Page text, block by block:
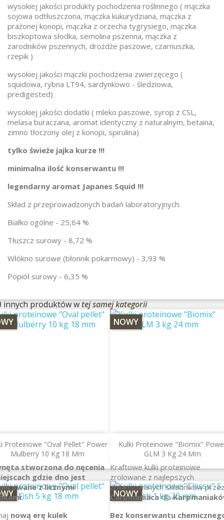
wysokiej jakości produkty pochodzenia roślinnego ( mączka
sojowa odtłuszczona, mączka kukurydziana, mączka z
prażonej konopi, mączka z orzecha tygrysiego, mączka
biszkoptowa słodka, semolina pszenna, mączka z
zarodników pszennych, drożdże paszowe, czarnuszka,
rzepik )
wysokiej jakości mączki pochodzenia zwierzęcego (
squidowa, rybna LT94, sardynkowo - śledziowa,
predigested)
wysokiej jakości dodatki ( mleko paszowe, syrop z CSL,
melasa buraczana, aromat identyczny z naturalnym, betaina,
zimno tłoczony olej z konopi, spirulina)
tylko świeże jajka kurze !!!
minimalna ilość konserwantu !!!
legendarny aromat Japanes Squid !!!
Skład z przeprowadzonych badań laboratoryjnych:
Białko ogólne - 25,64 %
Tłuszcz surowy - 8,72 %
Włókno surowe (błonnik pokarmowy) - 3,93 %
Popiół surowy - 6,35 %
innych produktów w tej samej kategorii
Proteinowe "Oval Pellet" Power
Mulberry 10 Kg 18 Mm
stworzona do nęcenia
gdzie dno jest
z licznymi
nową erę kulek
NOWY
Kulki Proteinowe "Biomix"
GLM 3 Kg 24 Mm
Kraftowe kulki proteinowe
zrolowane z najlepszych
zbilansowanych składników
Carpmaniacadla
Bez konserwantu
NOWY